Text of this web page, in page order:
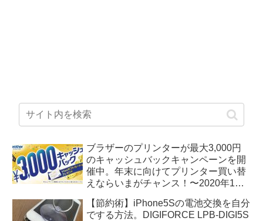
ブラザーのプリンターが最大3,000円
のキャッシュバックキャンペーンを開
催中。年末に向けてプリンター買い替
えならいまがチャンス！〜2020年1月5
【節約術】iPhone5Sの電池交換を自分
でする方法。DIGIFORCE LPB-DIGI5S